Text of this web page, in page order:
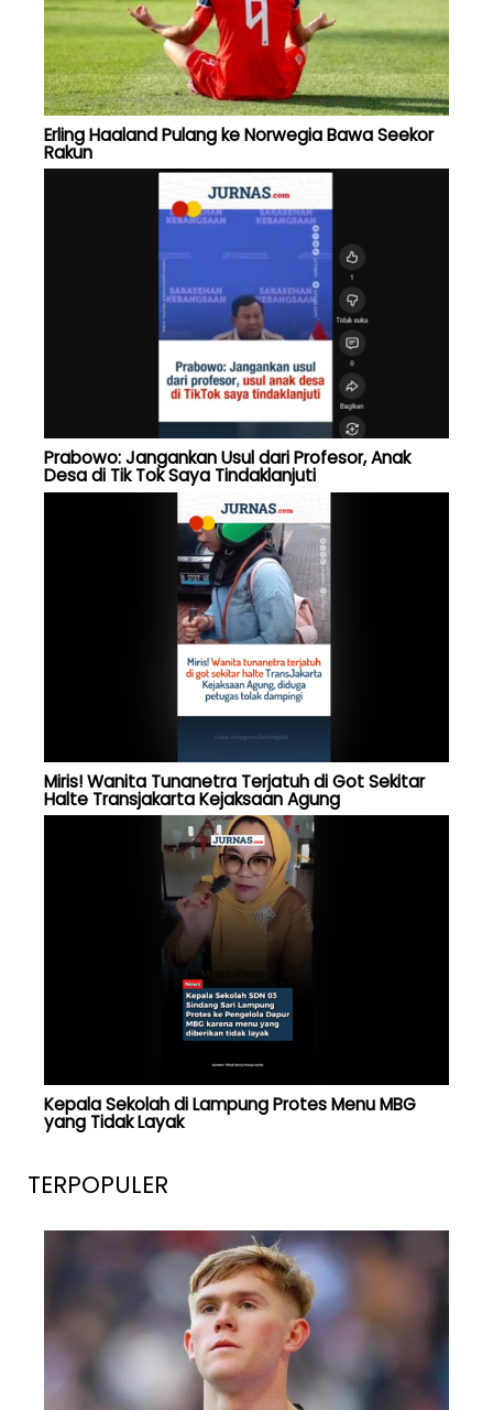
Erling Haaland Pulang ke Norwegia Bawa Seekor
Rakun
Prabowo: Jangankan Usul dari Profesor, Anak
Desa di Tik Tok Saya Tindaklanjuti
Miris! Wanita Tunanetra Terjatuh di Got Sekitar
Halte Transjakarta Kejaksaan Agung
Kepala Sekolah di Lampung Protes Menu MBG
yang Tidak Layak
TERPOPULER